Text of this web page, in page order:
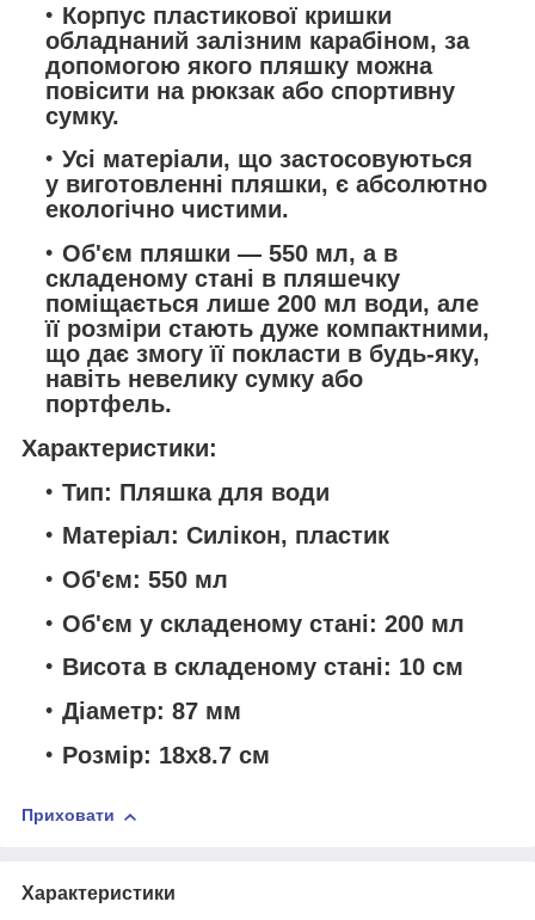
Корпус пластикової кришки
обладнаний залізним карабіном, за
допомогою якого пляшку можна
повісити на рюкзак або спортивну
сумку.
Усі матеріали, що застосовуються
у виготовленні пляшки, є абсолютно
екологічно чистими.
Об'єм пляшки — 550 мл, а в
складеному стані в пляшечку
поміщається лише 200 мл води, але
її розміри стають дуже компактними,
що дає змогу її покласти в будь-яку,
навіть невелику сумку або
портфель.
Характеристики:
Тип: Пляшка для води
Матеріал: Силікон, пластик
Об'єм: 550 мл
Об'єм у складеному стані: 200 мл
Висота в складеному стані: 10 см
Діаметр: 87 мм
Розмір: 18х8.7 см
Приховати
Характеристики